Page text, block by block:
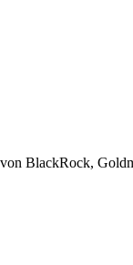
BlackRock,